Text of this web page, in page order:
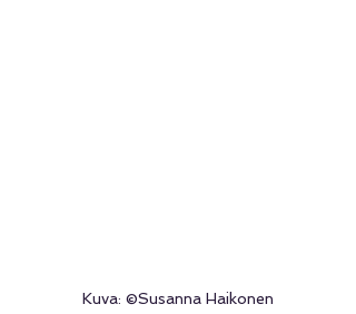
Kuva: ©Susanna Haikonen